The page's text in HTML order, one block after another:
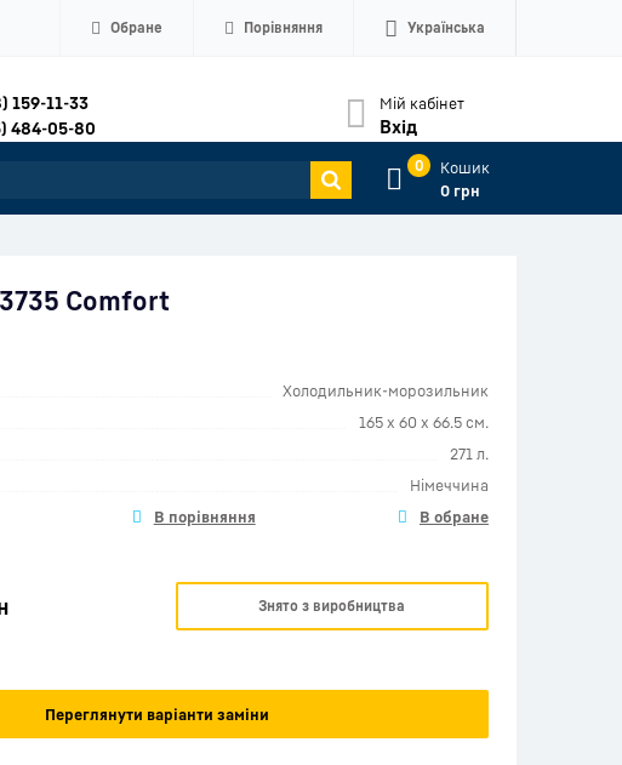
Обране Порівняння Українська
Мій кабінет
Вхід
159-11-33
484-05-80
0
Кошик
0 грн
Comfort
Холодильник-морозильник
165 x 60 x 66.5 см.
271 л.
Німеччина
Знято з виробництва
Переглянути варіанти заміни